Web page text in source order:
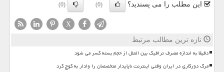
این مطلب را می پسندید؟ (0)
(0)
X
تازه ترین مطالب مرتبط
دقیقا به اندازه مصرف ترافیک بین الملل از حجم بسته کسر می شود
مرگ دورکاری در ایران وقتی اینترنت ناپایدار متخصصان را وادار به کوچ کرد